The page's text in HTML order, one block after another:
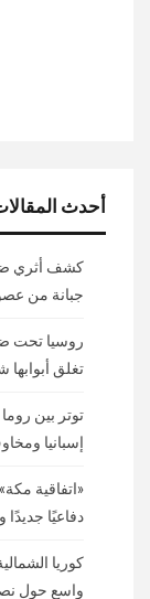
أحدث
كشف أثري
جبانة من
روسيا تحت
تغلق أبوابها
توتر بين
إسبانيا
«اتفاقية
دفاعيًا جديدًا
كوريا
واسع حول